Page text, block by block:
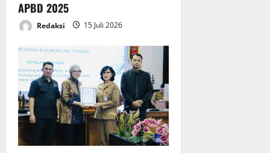
APBD 2025
Redaksi 15 Juli 2026